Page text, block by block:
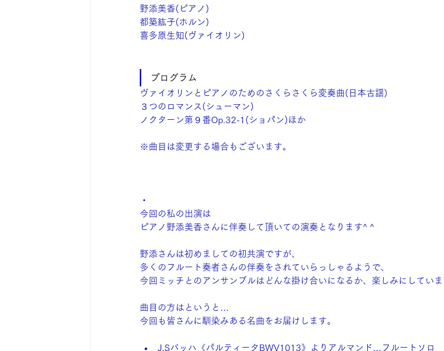
野添美香(ピアノ)
都築紘子(ホルン)
喜多原生知(ヴァイオリン)
プログラム
ヴァイオリンとピアノのためのさくらさくら変奏曲(日本古謡)
３つのロマンス(シューマン)
ノクターン第９番Op.32-1(ショパン)ほか
※曲目は変更する場合もございます。
・
今回の私の出演は
ピアノ野添美香さんに伴奏して頂いての演奏となります^ ^
野添さんは初めましての初共演ですが、
多くのフルート奏者さんの伴奏をされていらっしゃるようで、
今回ミッチとのアンサンブルはどんな掛け合いになるか、楽しみにしていま
曲目の方はというと…
今回も皆さんに馴染みある名曲をお届けします。
J.Sバッハ《パルティータBWV1013》よりアルマンド…フルートソロ